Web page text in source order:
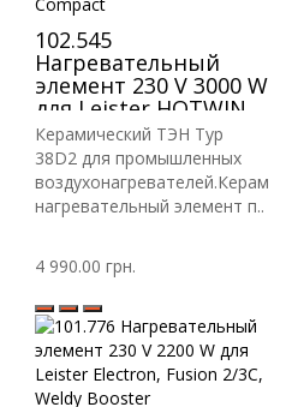
102.545
Нагревательный
элемент 230 V 3000 W
для Leister HOTWIND
S и Herz Compact
Керамический ТЭН Typ
38D2 для промышленных
нагревательный элемент п..
4 990.00 грн.